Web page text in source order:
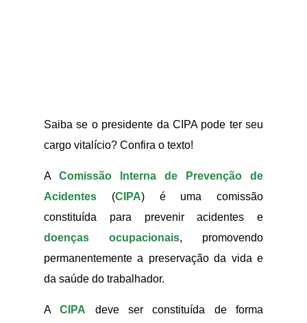
Saiba se o presidente da CIPA pode ter seu
cargo vitalício? Confira o texto!
A Comissão Interna de Prevenção de
Acidentes (CIPA) é uma comissão
constituída para prevenir acidentes e
doenças ocupacionais, promovendo
permanentemente a preservação da vida e
da saúde do trabalhador.
ACIPA deve ser constituída de forma